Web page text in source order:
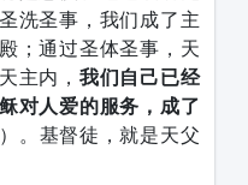
洗圣事，我们成了主
；通过圣体圣事，天
主内， 我们自己已经
对人爱的服务，成了
）。基督徒，就是天父